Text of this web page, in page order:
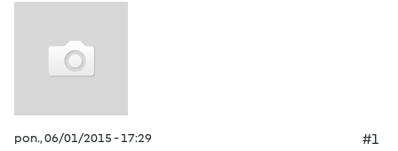
pon., 06/01/2015 - 17:29
#1